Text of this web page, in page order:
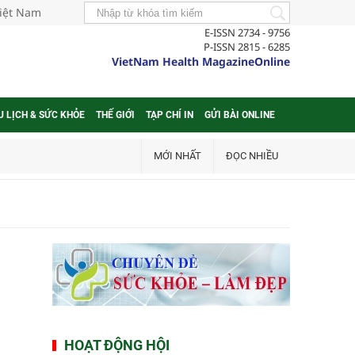
Nam
E-ISSN 2734 - 9756
P-ISSN 2815 - 6285
VietNam Health MagazineOnline
LỊCH & SỨC KHỎE THẾ GIỚI TẠP CHÍ IN GỬI BÀI ONLINE
MỚI NHẤT ĐỌC NHIỀU
HOẠT ĐỘNG HỘI